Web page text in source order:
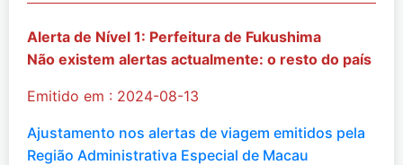
Alerta de Nível 1: Perfeitura de Fukushima
Não existem alertas actualmente: o resto do país
Emitido em : 2024-08-13
Ajustamento nos alertas de viagem emitidos pela
Região Administrativa Especial de Macau